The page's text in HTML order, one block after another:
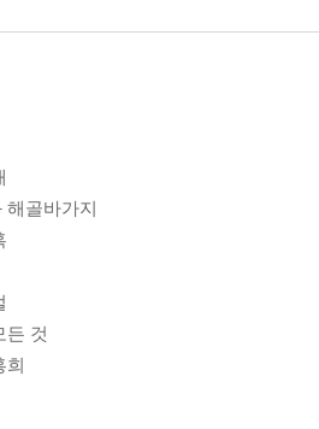
해골바가지
든 것
희